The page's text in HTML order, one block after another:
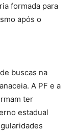
formada para
após o
buscas na
A PF e a
ter
estadual